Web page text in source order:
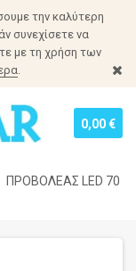
την καλύτερη
συνεχίσετε να
με τη χρήση των
.
0,00 €
ΠΡΟΒΟΛΕΑΣ LED 70